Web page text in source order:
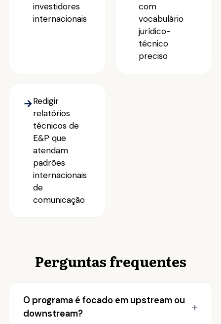
investidores
internacionais
com
vocabulário
jurídico-
técnico
preciso
→Redigir
relatórios
técnicos de
E&P que
atendam
padrões
internacionais
de
comunicação
Perguntas frequentes
O programa é focado em upstream ou
downstream?